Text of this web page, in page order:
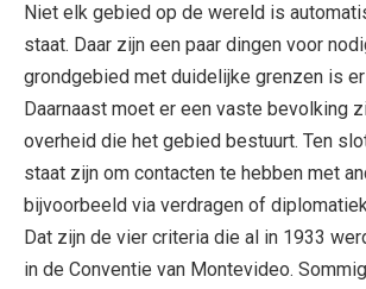
Niet elk gebied op de wereld is
staat. Daar zijn een paar dingen voor
grondgebied met duidelijke grenzen is er
Daarnaast moet er een vaste bevolking
overheid die het gebied bestuurt. Ten
staat zijn om contacten te hebben met
bijvoorbeeld via verdragen of
Dat zijn de vier criteria die al in 1933
in de Conventie van Montevideo.